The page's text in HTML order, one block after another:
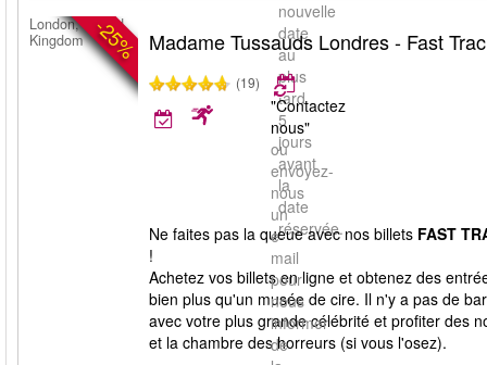
nouvelle
date
au
plus
tard
5
jours
avant
la
date
réservée.
-25%
London, United
Kingdom
Madame Tussauds Londres - Fast
(19)
"Contactez
nous"
ou
envoyez-
nous
un
e-
mail
pour
nous
informer
de
Ne faites pas la queue avec nos billets FAST
!
Achetez vos billets en ligne et obtenez des
bien plus qu'un musée de cire. Il n'y a pas de
avec votre plus grande célébrité et profiter des
et la chambre des horreurs (si vous l'osez).